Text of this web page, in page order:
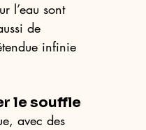
l’eau sont
de
infinie
le souffle
avec des